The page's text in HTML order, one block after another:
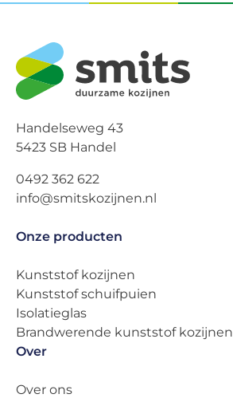
Handelseweg 43
5423 SB Handel
0492 362 622
info@smitskozijnen.nl
Onze producten
Kunststof kozijnen
Kunststof schuifpuien
Isolatieglas
Brandwerende kunststof kozijnen
Over
Over ons